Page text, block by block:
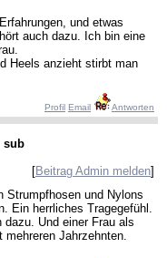
und etwas
auch dazu. Ich bin eine
Heels anzieht stirbt man
Profil Email Antworten
sub
[Beitrag Admin melden]
Strumpfhosen und Nylons
Ein herrliches Tragegefühl.
dazu. Und einer Frau als
Jahrzehnten.